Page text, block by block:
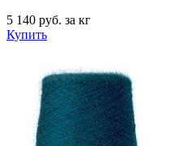
5 140 руб. за кг
Купить